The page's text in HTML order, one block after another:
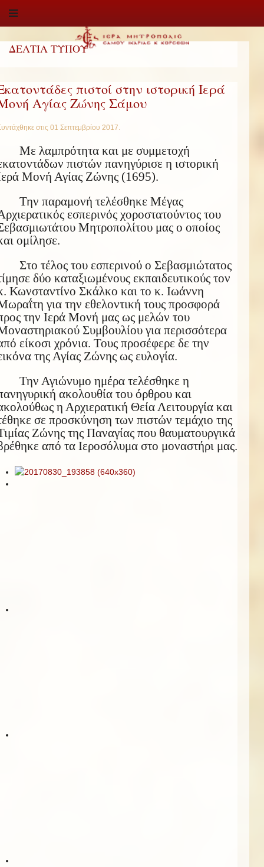
ΔΕΛΤΙΑ ΤΥΠΟΥ
πιστοί στην ιστορική Ιερά
Αγίας Ζώνης Σάμου
στις 01 Σεπτεμβρίου 2017.
Με λαμπρότητα και με συμμετοχή
πιστών πανηγύρισε η ιστορική
Μονή Αγίας Ζώνης (1695).
Την παραμονή τελέσθηκε Μέγας
εσπερινός χοροστατούντος του
Μητροπολίτου μας ο οποίος
ομίλησε.
Στο τέλος του εσπερινού ο Σεβασμιώτατος
δύο καταξιωμένους εκπαιδευτικούς τον
Κωνσταντίνο Σκάλκο και το κ. Ιωάννη
για την εθελοντική τους προσφορά
την Ιερά Μονή μας ως μελών του
Συμβουλίου για περισσότερα
είκοσι χρόνια. Τους προσέφερε δε την
της Αγίας Ζώνης ως ευλογία.
Την Αγιώνυμο ημέρα τελέσθηκε η
ακολουθία του όρθρου και
η Αρχιερατική Θεία Λειτουργία και
σε προσκύνηση των πιστών τεμάχιο της
Ζώνης της Παναγίας που θαυματουργικά
από τα Ιεροσόλυμα στο μοναστήρι μας.